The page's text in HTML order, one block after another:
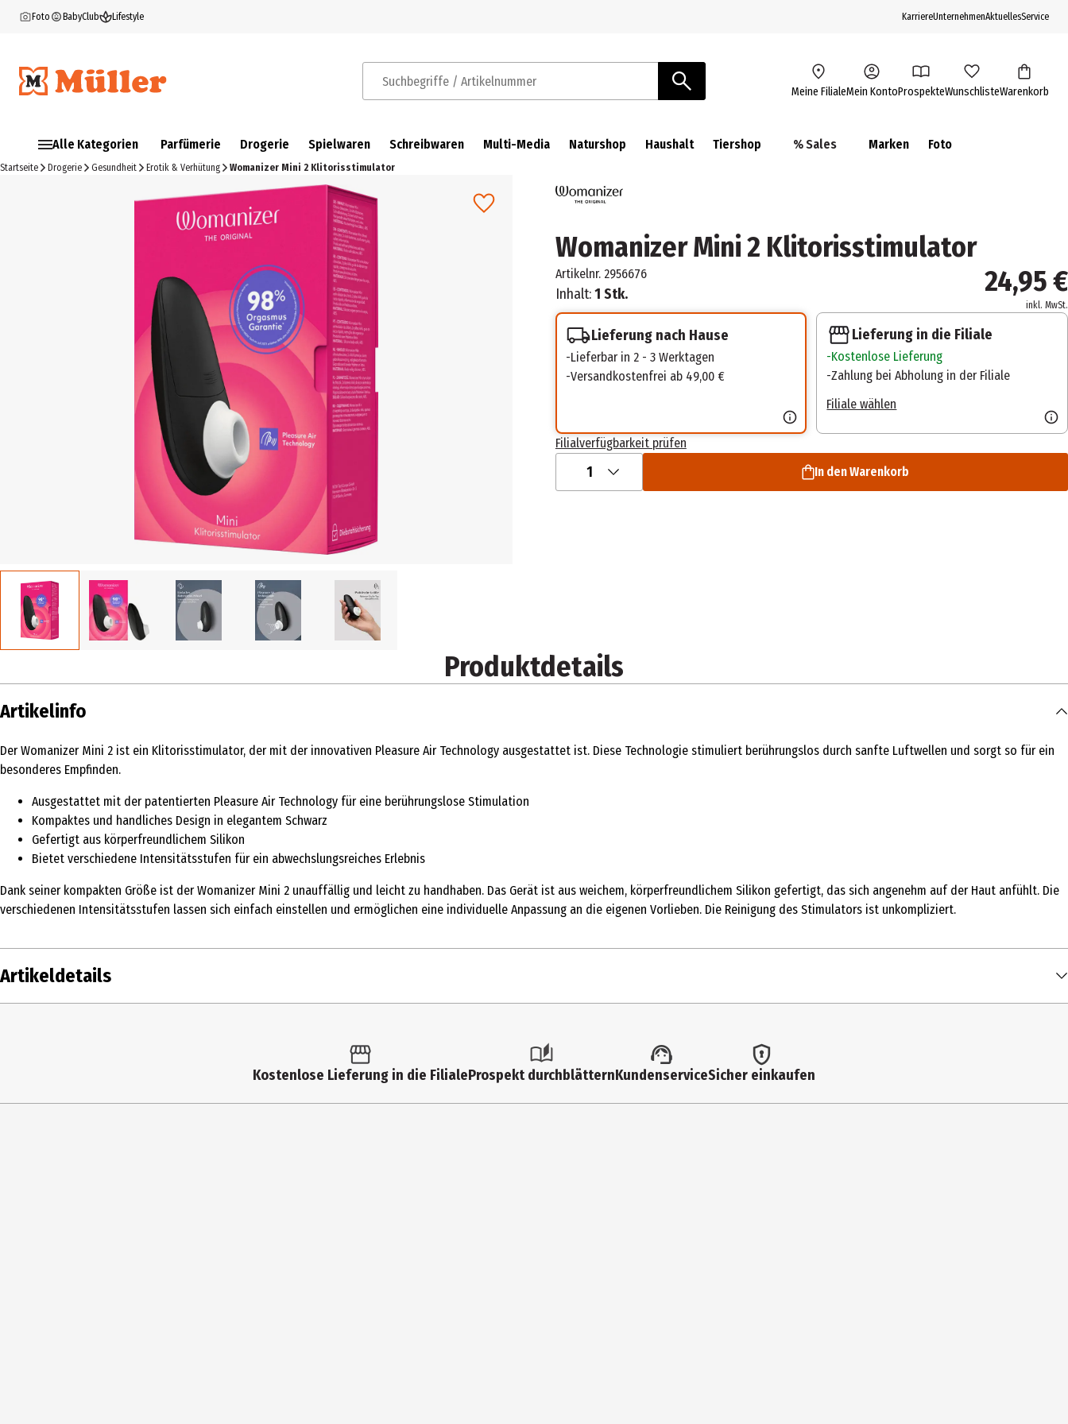
Foto BabyClub Lifestyle KarriereUnternehmenAktuellesService
Suchbegriffe / Artikelnummer Meine FilialeMein KontoProspekteWunschlisteWarenkorb
Alle Kategorien Parfümerie Drogerie Spielwaren Schreibwaren Multi-Media Naturshop Haushalt Tiershop % Sales Marken Foto
Startseite Drogerie Gesundheit Erotik & Verhütung Womanizer Mini 2 Klitorisstimulator
Womanizer Mini 2 Klitorisstimulator
Artikelnr. 2956676
Inhalt:1 Stk. 24,95 €
inkl. MwSt.
Lieferung nach Hause
Lieferbar in 2 - 3 Werktagen
Versandkostenfrei ab 49,00 €
Lieferung in die Filiale
Kostenlose Lieferung
Zahlung bei Abholung in der Filiale
Filiale wählen
Filialverfügbarkeit prüfen
1 In den Warenkorb
Produktdetails
Artikelinfo
Der Womanizer Mini 2 ist ein Klitorisstimulator, der mit der innovativen Pleasure Air Technology ausgestattet ist. Diese Technologie stimuliert berührungslos durch sanfte Luftwellen und sorgt so für ein
besonderes Empfinden.
Ausgestattet mit der patentierten Pleasure Air Technology für eine berührungslose Stimulation
Kompaktes und handliches Design in elegantem Schwarz
Gefertigt aus körperfreundlichem Silikon
Bietet verschiedene Intensitätsstufen für ein abwechslungsreiches Erlebnis
Dank seiner kompakten Größe ist der Womanizer Mini 2 unauffällig und leicht zu handhaben. Das Gerät ist aus weichem, körperfreundlichem Silikon gefertigt, das sich angenehm auf der Haut anfühlt. Die
verschiedenen Intensitätsstufen lassen sich einfach einstellen und ermöglichen eine individuelle Anpassung an die eigenen Vorlieben. Die Reinigung des Stimulators ist unkompliziert.
Artikeldetails
Damen|Herren|Unisex
Kostenlose Lieferung in die FilialeProspekt durchblätternKundenserviceSicher einkaufen